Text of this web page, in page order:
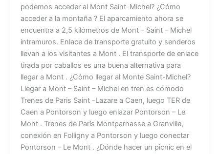
podemos acceder al Mont Saint-Michel? ¿Cómo
acceder a la montaña ? El aparcamiento ahora se
encuentra a 2,5 kilómetros de Mont – Saint – Michel
intramuros. Enlace de transporte gratuito y senderos
llevan a los visitantes a Mont . El transporte de enlace
tirada por caballos es una buena alternativa para
llegar a Mont . ¿Cómo llegar al Monte Saint-Michel?
Llegar a Mont – Saint – Michel en tren es cómodo
Trenes de Paris Saint -Lazare a Caen, luego TER de
Caen a Pontorson y luego enlazar Pontorson – Le
Mont . Trenes de París Montparnasse a Granville,
conexión en Folligny a Pontorson y luego conectar
Pontorson – Le Mont . ¿Dónde hacer un picnic en el